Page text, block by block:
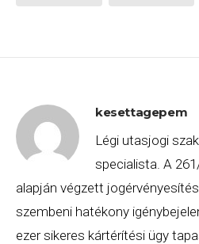
kesettagepem
Légi utasjogi
specialista. A
alapján végzett
szembeni hatékony
ezer sikeres kártérítési ügy